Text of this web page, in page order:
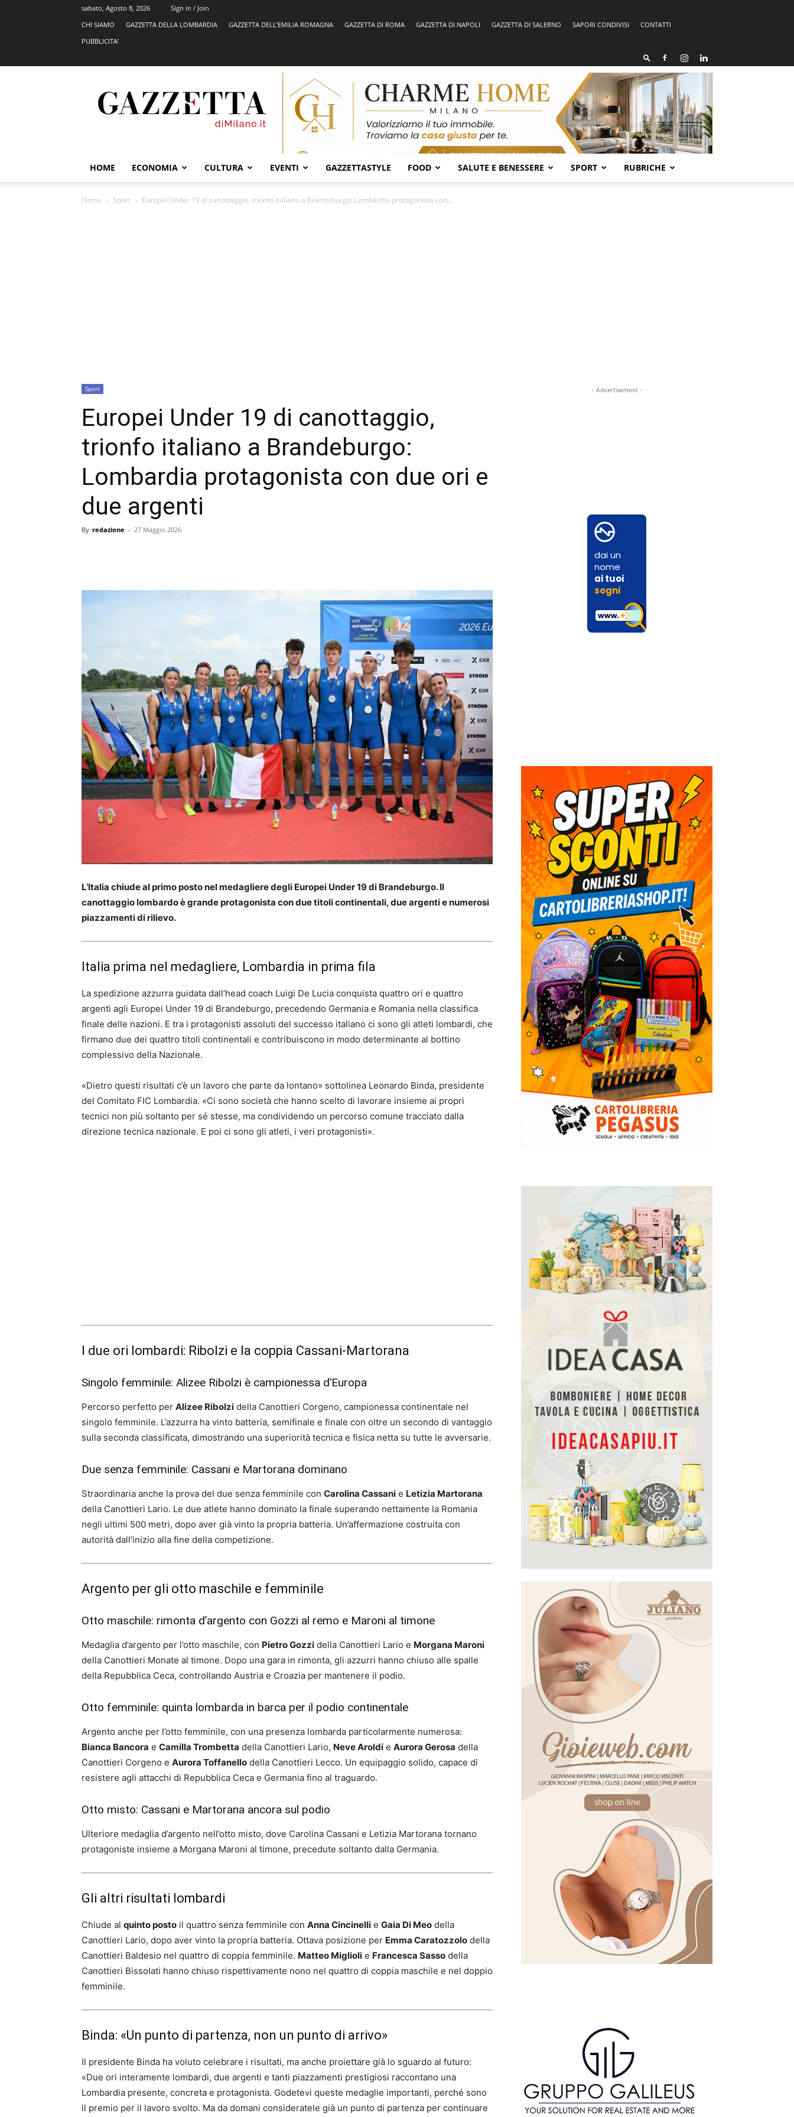
sabato, Agosto 8, 2026
Sign in / Join
CHI SIAMO
GAZZETTA DELLA LOMBARDIA GAZZETTA DELL’EMILIA ROMAGNA GAZZETTA DI ROMA GAZZETTA DI NAPOLI GAZZETTA DI SALERNO SAPORI CONDIVISI
CONTATTI
PUBBLICITA’
HOME ECONOMIA CULTURA EVENTI GAZZETTASTYLE FOOD SALUTE E BENESSERE SPORT RUBRICHE
Home Sport Europei Under 19 di canottaggio, trionfo italiano a Brandeburgo: Lombardia protagonista con...
Sport
Europei Under 19 di canottaggio,
trionfo italiano a Brandeburgo:
Lombardia protagonista con due ori e
due argenti
By redazione - 27 Maggio 2026
L’Italia chiude al primo posto nel medagliere degli Europei Under 19 di Brandeburgo. Il
canottaggio lombardo è grande protagonista con due titoli continentali, due argenti e numerosi
piazzamenti di rilievo.
Italia prima nel medagliere, Lombardia in prima fila
La spedizione azzurra guidata dall’head coach Luigi De Lucia conquista quattro ori e quattro
argenti agli Europei Under 19 di Brandeburgo, precedendo Germania e Romania nella classifica
finale delle nazioni. E tra i protagonisti assoluti del successo italiano ci sono gli atleti lombardi, che
firmano due dei quattro titoli continentali e contribuiscono in modo determinante al bottino
complessivo della Nazionale.
«Dietro questi risultati c’è un lavoro che parte da lontano» sottolinea Leonardo Binda, presidente
del Comitato FIC Lombardia. «Ci sono società che hanno scelto di lavorare insieme ai propri
tecnici non più soltanto per sé stesse, ma condividendo un percorso comune tracciato dalla
direzione tecnica nazionale. E poi ci sono gli atleti, i veri protagonisti».
I due ori lombardi: Ribolzi e la coppia Cassani-Martorana
Singolo femminile: Alizee Ribolzi è campionessa d’Europa
Percorso perfetto per Alizee Ribolzi della Canottieri Corgeno, campionessa continentale nel
singolo femminile. L’azzurra ha vinto batteria, semifinale e finale con oltre un secondo di vantaggio
sulla seconda classificata, dimostrando una superiorità tecnica e fisica netta su tutte le avversarie.
Due senza femminile: Cassani e Martorana dominano
Straordinaria anche la prova del due senza femminile con Carolina Cassani e Letizia Martorana
della Canottieri Lario. Le due atlete hanno dominato la finale superando nettamente la Romania
negli ultimi 500 metri, dopo aver già vinto la propria batteria. Un’affermazione costruita con
autorità dall’inizio alla fine della competizione.
Argento per gli otto maschile e femminile
Otto maschile: rimonta d’argento con Gozzi al remo e Maroni al timone
Medaglia d’argento per l’otto maschile, con Pietro Gozzi della Canottieri Lario e Morgana Maroni
della Canottieri Monate al timone. Dopo una gara in rimonta, gli azzurri hanno chiuso alle spalle
della Repubblica Ceca, controllando Austria e Croazia per mantenere il podio.
Otto femminile: quinta lombarda in barca per il podio continentale
Argento anche per l’otto femminile, con una presenza lombarda particolarmente numerosa:
Bianca Bancora e Camilla Trombetta della Canottieri Lario, Neve Aroldi e Aurora Gerosa della
Canottieri Corgeno e Aurora Toffanello della Canottieri Lecco. Un equipaggio solido, capace di
resistere agli attacchi di Repubblica Ceca e Germania fino al traguardo.
Otto misto: Cassani e Martorana ancora sul podio
Ulteriore medaglia d’argento nell’otto misto, dove Carolina Cassani e Letizia Martorana tornano
protagoniste insieme a Morgana Maroni al timone, precedute soltanto dalla Germania.
Gli altri risultati lombardi
Chiude al quinto posto il quattro senza femminile con Anna Cincinelli e Gaia Di Meo della
Canottieri Lario, dopo aver vinto la propria batteria. Ottava posizione per Emma Caratozzolo della
Canottieri Baldesio nel quattro di coppia femminile. Matteo Miglioli e Francesca Sasso della
Canottieri Bissolati hanno chiuso rispettivamente nono nel quattro di coppia maschile e nel doppio
femminile.
Binda: «Un punto di partenza, non un punto di arrivo»
Il presidente Binda ha voluto celebrare i risultati, ma anche proiettare già lo sguardo al futuro:
«Due ori interamente lombardi, due argenti e tanti piazzamenti prestigiosi raccontano una
Lombardia presente, concreta e protagonista. Godetevi queste medaglie importanti, perché sono
il premio per il lavoro svolto. Ma da domani consideratele già un punto di partenza per continuare
- Advertisement -